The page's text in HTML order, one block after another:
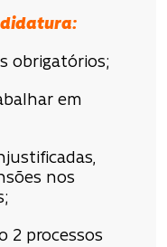
obrigatórios;
em
nos
2 processos